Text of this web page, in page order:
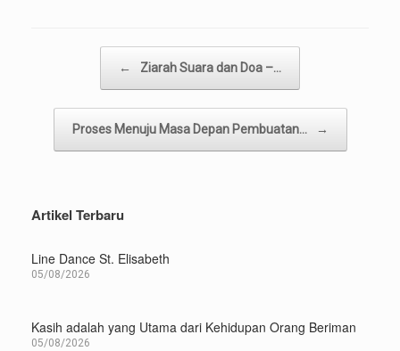
← Ziarah Suara dan Doa –…
Proses Menuju Masa Depan Pembuatan… →
Artikel Terbaru
Line Dance St. Elisabeth
05/08/2026
Kasih adalah yang Utama dari Kehidupan Orang Beriman
05/08/2026